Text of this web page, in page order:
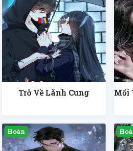
Trở Về Lãnh Cung
Mối